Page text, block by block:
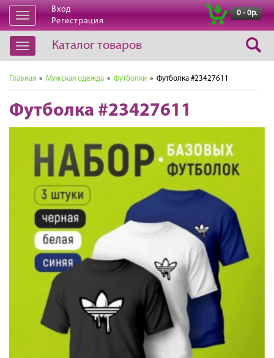
Открыть
навигацию
Вход
Регистрация
0 - 0р.
Открыть
навигацию
Каталог товаров
Главная » Мужская одежда » Футболки » Футболка #23427611
Футболка #23427611